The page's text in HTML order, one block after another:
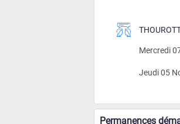
Mercredi
Jeudi 05
Permanences